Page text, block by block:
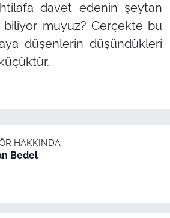
davet edenin şeytan
biliyor muyuz? Gerçekte bu
düşenlerin düşündükleri
HAKKINDA
Bedel